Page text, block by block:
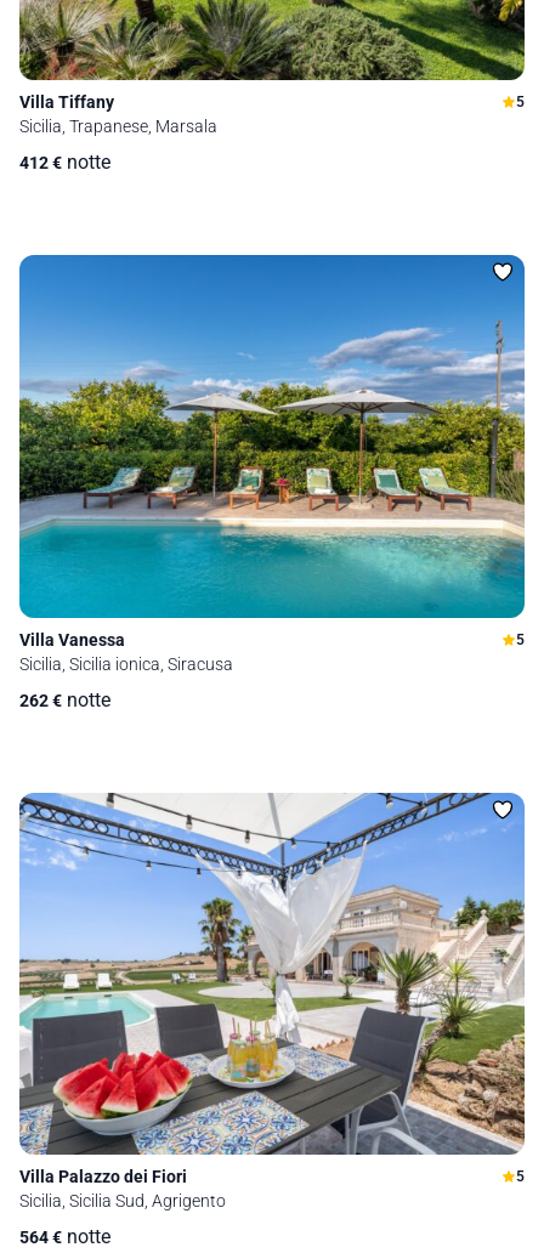
Villa Tiffany 5
Sicilia, Trapanese, Marsala
412€ notte
Villa Vanessa 5
Sicilia, Sicilia ionica, Siracusa
262€ notte
Villa Palazzo dei Fiori 5
Sicilia, Sicilia Sud, Agrigento
564€ notte